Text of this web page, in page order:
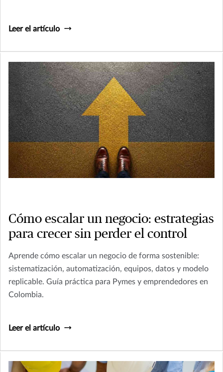
Leer el artículo
Cómo escalar un negocio: estrategias
para crecer sin perder el control
Aprende cómo escalar un negocio de forma sostenible:
sistematización, automatización, equipos, datos y modelo
replicable. Guía práctica para Pymes y emprendedores en
Colombia.
Leer el artículo